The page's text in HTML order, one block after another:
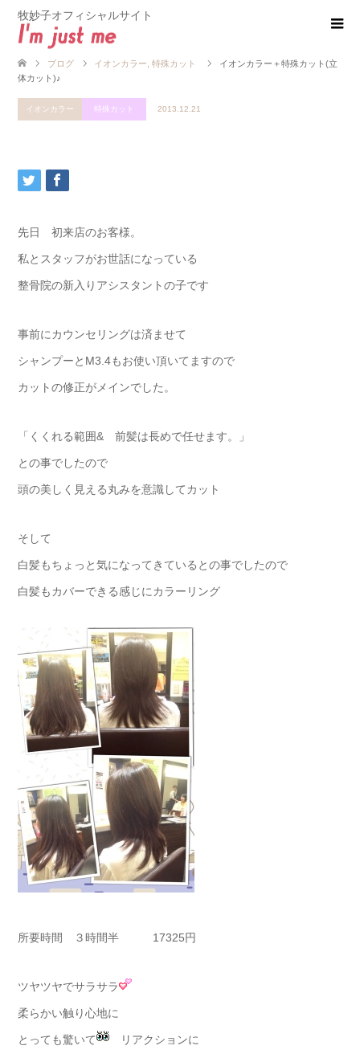
牧妙子オフィシャルサイト
ブログ イオンカラー 特殊カット
イオンカラー＋特殊カット(立
体カット)♪
イオンカラー 特殊カット 2013.12.21
先日 初来店のお客様。
私とスタッフがお世話になっている
整骨院の新入りアシスタントの子です
事前にカウンセリングは済ませて
シャンプーとМ3.4もお使い頂いてますので
カットの修正がメインでした。
「くくれる範囲& 前髪は長めで任せます。」
との事でしたので
頭の美しく見える丸みを意識してカット
そして
白髪もちょっと気になってきているとの事でしたので
白髪もカバーできる感じにカラーリング
所要時間 ３時間半 17325円
ツヤツヤでサラサラ
柔らかい触り心地に
とっても驚いて リアクションに